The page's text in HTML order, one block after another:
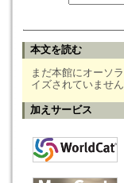
本文を読む
まだ本館にオーソラ
イズされていません
加えサービス